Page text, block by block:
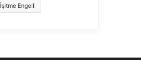
İşitme Engelli